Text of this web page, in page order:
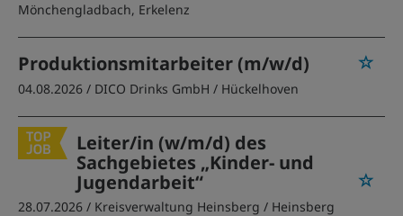
Mönchengladbach, Erkelenz
Produktionsmitarbeiter (m/w/d)
04.08.2026 / DICO Drinks GmbH / Hückelhoven
Leiter/in (w/m/d) des
Sachgebietes „Kinder- und
Jugendarbeit“
28.07.2026 / Kreisverwaltung Heinsberg / Heinsberg